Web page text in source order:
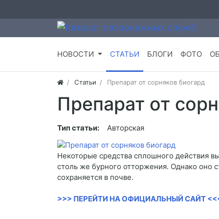
НОВОСТИ СТАТЬИ БЛОГИ ФОТО
Статьи Препарат от сорняков биогард
Препарат от
Тип статьи: Авторская
Некоторые средства сплошного действия
столь же бурного отторжения. Однако оно
сохраняется в почве.
>>> ПЕРЕЙТИ НА ОФИЦИАЛЬНЫЙ САЙТ